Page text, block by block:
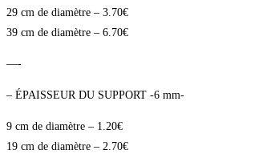
29 cm de diamètre – 3.70€
39 cm de diamètre – 6.70€
—-
– ÉPAISSEUR DU SUPPORT -6 mm-
9 cm de diamètre – 1.20€
19 cm de diamètre – 2.70€